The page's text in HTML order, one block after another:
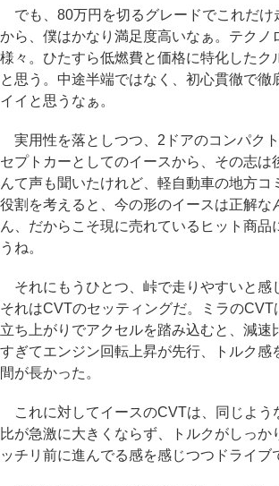
でも、80万円を切るグレードでこれだけ
から、僕はかなり満足度高いなぁ。テクノ
様々。ひたすら低燃費と価格に特化したク
と思う。中途半端ではなく、初心貫徹で徹
イイと思うなぁ。
実用性を落としつつ、2ドアのコンパク
セプトカーとしてのイースから、その志は
んて声も聞いたけれど、軽自動車の地方コ
役割を考えると、今の形のイースは正解な
ん、だからこそ現に売れているヒット商品
うね。
それにもうひとつ、峠で走りやすいと感
それはCVTのセッティングだ。ミラのCVT
立ち上がりでアクセルを踏み込むと、減速
すぎてエンジン回転上昇が先行、トルク感
間が長かった。
これに対してイースのCVTは、同じよう
比が急激に大きくならず、トルクがしっか
ッチリ前に進んでる感を感じつつドライブ